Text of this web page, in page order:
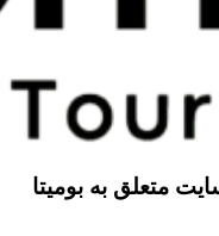
متعلق به بومیتا